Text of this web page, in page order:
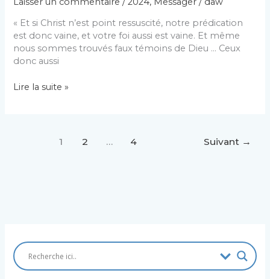
« Et si Christ n’est point ressuscité, notre prédication
est donc vaine, et votre foi aussi est vaine. Et même
nous sommes trouvés faux témoins de Dieu … Ceux
donc aussi
POURQUOİ
Lire la suite »
1 2 … 4 Suivant →